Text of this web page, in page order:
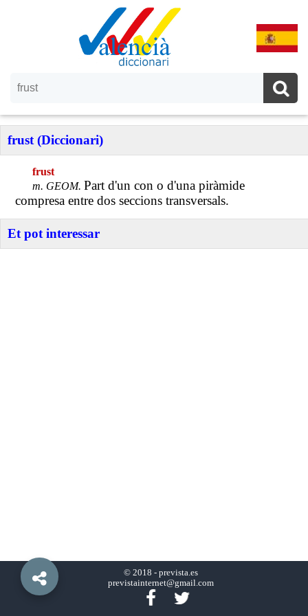
frust (Diccionari)
frust
m. GEOM. Part d'un con o d'una piràmide
compresa entre dos seccions transversals.
Et pot interessar
© 2018 - prevista.es
previstainternet@gmail.com